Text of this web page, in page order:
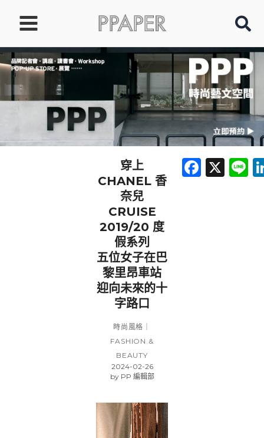
要
內
穿上
CHANEL 香
奈兒
CRUISE
2019/20 度
假系列
五位女子在巴
黎里昂車站
迎向未來的十
字路口
時尚風格｜
FASHION &
BEAUTY
2024-02-26
byPP 編輯部
X